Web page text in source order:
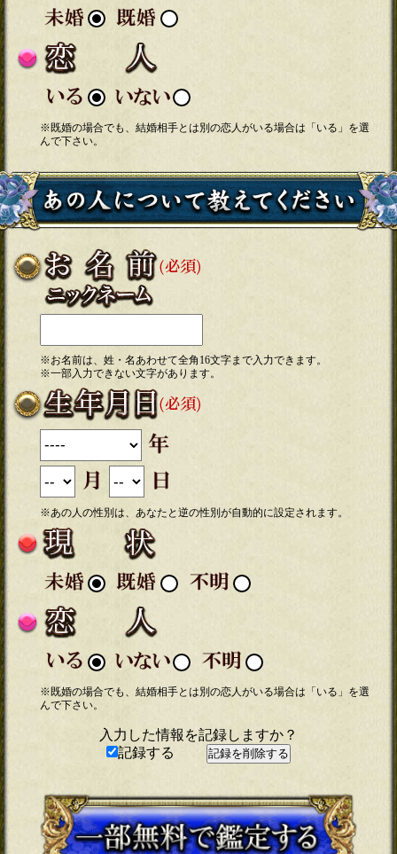
※既婚の場合でも、結婚相手とは別の恋人がいる場合は「いる」を選
んで下さい。
※お名前は、姓・名あわせて全角16文字まで入力できます。
※一部入力できない文字があります。
※あの人の性別は、あなたと逆の性別が自動的に設定されます。
※既婚の場合でも、結婚相手とは別の恋人がいる場合は「いる」を選
んで下さい。
入力した情報を記録しますか？
記録する